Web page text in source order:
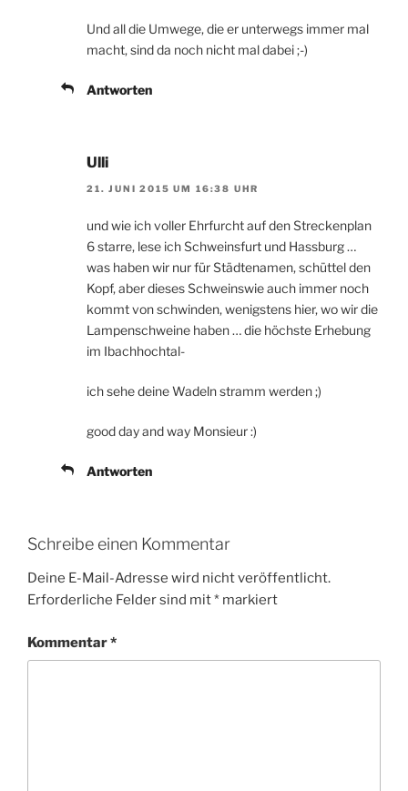
Und all die Umwege, die er unterwegs immer mal
macht, sind da noch nicht mal dabei ;-)
Antworten
Ulli
21. JUNI 2015 UM 16:38 UHR
und wie ich voller Ehrfurcht auf den Streckenplan
6 starre, lese ich Schweinsfurt und Hassburg …
was haben wir nur für Städtenamen, schüttel den
Kopf, aber dieses Schweinswie auch immer noch
kommt von schwinden, wenigstens hier, wo wir die
Lampenschweine haben … die höchste Erhebung
im Ibachhochtal-
ich sehe deine Wadeln stramm werden ;)
good day and way Monsieur :)
Antworten
Schreibe einen Kommentar
Deine E-Mail-Adresse wird nicht veröffentlicht.
Erforderliche Felder sind mit* markiert
Kommentar*